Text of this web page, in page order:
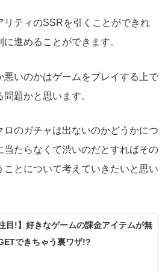
リティのSSRを引くことができれ
進めることができます。
悪いのかはゲームをプレイする上で
題かと思います。
ロのガチャは出ないのかどうかにつ
当たらなくて渋いのだとすればその
ことについて考えていきたいと思い
注目!】好きなゲームの課金アイテムが無
できちゃう裏ワザ!?